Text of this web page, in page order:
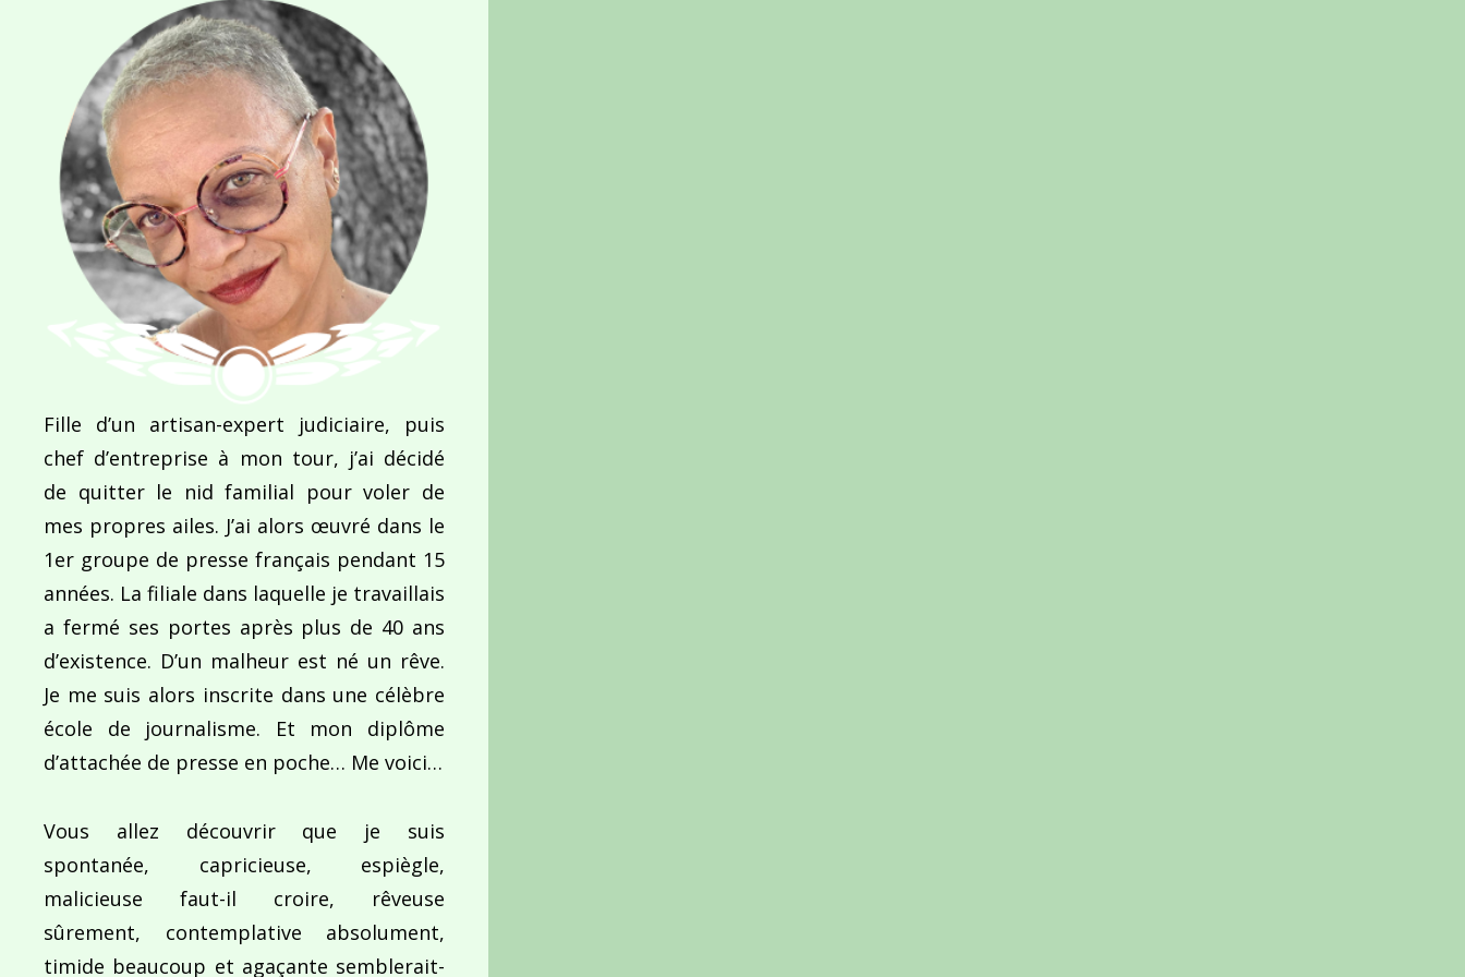
Fille d’un artisan-expert judiciaire, puis
chef d’entreprise à mon tour, j’ai décidé
de quitter le nid familial pour voler de
mes propres ailes. J’ai alors œuvré dans le
1er groupe de presse français pendant 15
années. La filiale dans laquelle je travaillais
a fermé ses portes après plus de 40 ans
d’existence. D’un malheur est né un rêve.
Je me suis alors inscrite dans une célèbre
école de journalisme. Et mon diplôme
d’attachée de presse en poche… Me voici…
Vous allez découvrir que je suis
spontanée, capricieuse, espiègle,
malicieuse faut-il croire, rêveuse
sûrement, contemplative absolument,
timide beaucoup et agaçante semblerait-